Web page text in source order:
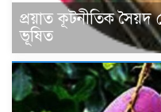
প্রয়াত কূটনীতিক
ভূষিত